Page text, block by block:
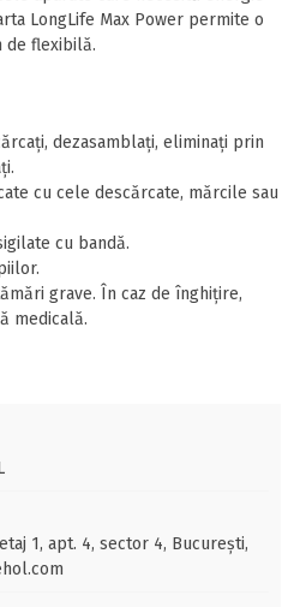
LongLife Max Power permite o
de flexibilă.
dezasamblați, eliminați prin
cu cele descărcate, mărcile sau
cu bandă.
grave. În caz de înghițire,
medicală.
1, apt. 4, sector 4, București,